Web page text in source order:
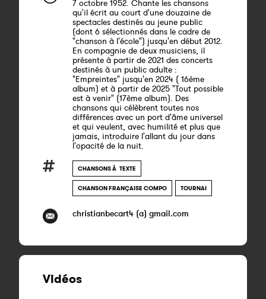
7 octobre 1952. Chante les chansons
qu'il écrit au court d'une douzaine de
spectacles destinés au jeune public
(dont 6 sélectionnés dans le cadre de
"chanson à l'école") jusqu'en début 2012.
En compagnie de deux musiciens, il
présente à partir de 2021 des concerts
destinés à un public adulte :
"Empreintes" jusqu'en 2024 ( 16ème
album) et à partir de 2025 "Tout possible
est à venir" (17ème album). Des
chansons qui célèbrent toutes nos
différences avec un port d'âme universel
et qui veulent, avec humilité et plus que
jamais, introduire l'allant du jour dans
l'opacité de la nuit.
CHANSONS À TEXTE
CHANSON FRANÇAISE COMPO TOURNAI
christianbecart4 (a) gmail.com
Vidéos